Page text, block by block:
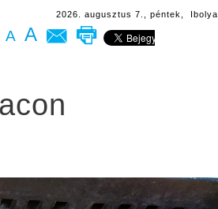
2026. augusztus 7., péntek, Ibolya
A A